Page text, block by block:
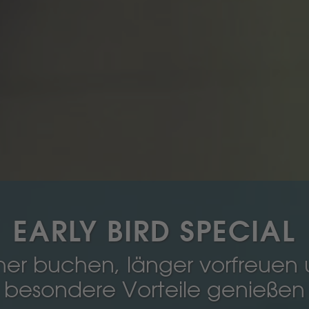
EARLY BIRD SPECIAL
buchen, länger vorfreuen
besondere Vorteile genießen